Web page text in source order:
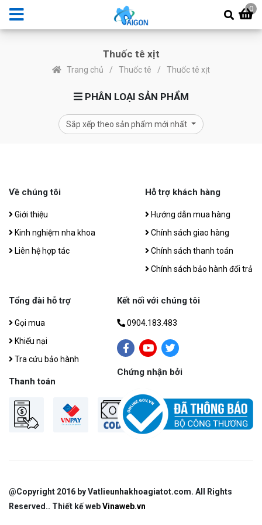
0
Thuốc tê xịt
Trang chủ Thuốc tê Thuốc tê xịt
PHÂN LOẠI SẢN PHẨM
Sắp xếp theo sản phẩm mới nhất
Về chúng tôi
Giới thiệu
Kinh nghiệm nha khoa
Liên hệ hợp tác
Hỗ trợ khách hàng
Hướng dẫn mua hàng
Chính sách giao hàng
Chính sách thanh toán
Chính sách bảo hành đổi trả
Tổng đài hỗ trợ
Gọi mua
Khiếu nại
Tra cứu bảo hành
Thanh toán
Kết nối với chúng tôi
0904.183.483
Chứng nhận bởi
@Copyright 2016 by Vatlieunhakhoagiatot.com​. All Rights
Reserved.. Thiết kế webVinaweb.vn